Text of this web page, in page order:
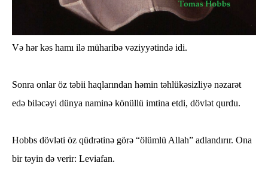
Və hər kəs hamı ilə müharibə vəziyyətində idi.
Sonra onlar öz təbii haqlarından həmin təhlükəsizliyə nəzarət
edə biləcəyi dünya naminə könüllü imtina etdi, dövlət qurdu.
Hobbs dövləti öz qüdrətinə görə “ölümlü Allah” adlandırır. Ona
bir təyin də verir: Leviafan.